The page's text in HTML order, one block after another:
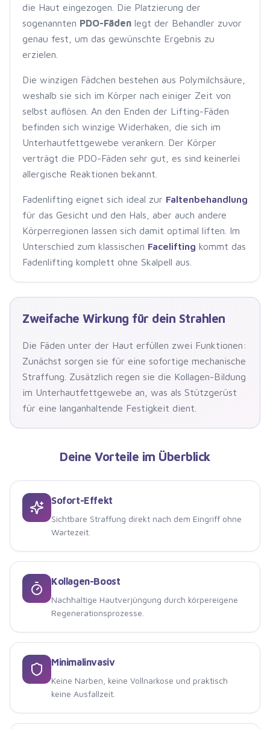
die Haut eingezogen. Die Platzierung der
sogenannten PDO-Fäden legt der Behandler zuvor
genau fest, um das gewünschte Ergebnis zu
erzielen.
Die winzigen Fädchen bestehen aus Polymilchsäure,
weshalb sie sich im Körper nach einiger Zeit von
selbst auflösen. An den Enden der Lifting-Fäden
befinden sich winzige Widerhaken, die sich im
Unterhautfettgewebe verankern. Der Körper
verträgt die PDO-Fäden sehr gut, es sind keinerlei
allergische Reaktionen bekannt.
Fadenlifting eignet sich ideal zur Faltenbehandlung
für das Gesicht und den Hals, aber auch andere
Körperregionen lassen sich damit optimal liften. Im
Unterschied zum klassischen Facelifting kommt das
Fadenlifting komplett ohne Skalpell aus.
Zweifache Wirkung für dein Strahlen
Die Fäden unter der Haut erfüllen zwei Funktionen:
Zunächst sorgen sie für eine sofortige mechanische
Straffung. Zusätzlich regen sie die Kollagen-Bildung
im Unterhautfettgewebe an, was als Stützgerüst
für eine langanhaltende Festigkeit dient.
Deine Vorteile im Überblick
Sofort-Effekt
Sichtbare Straffung direkt nach dem Eingriff ohne
Wartezeit.
Kollagen-Boost
Nachhaltige Hautverjüngung durch körpereigene
Regenerationsprozesse.
Minimalinvasiv
Keine Narben, keine Vollnarkose und praktisch
keine Ausfallzeit.